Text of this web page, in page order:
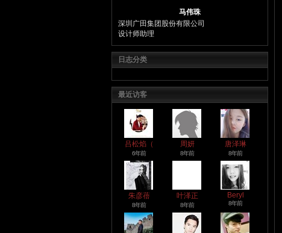
马伟珠
深圳广田集团股份有限公司
设计师助理
日志分类
最近访客
吕松焰（
6年前
周妍
8年前
唐泽琳
8年前
朱彦蓓
8年前
叶泽正
8年前
Beryl
8年前